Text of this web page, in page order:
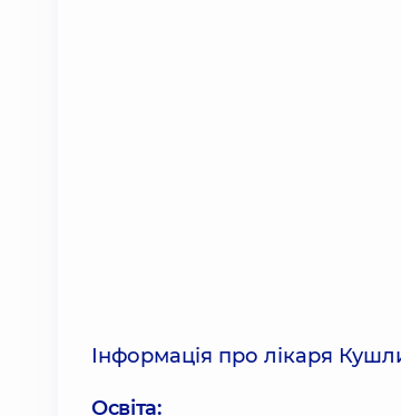
Інформація про лікаря
Освіта: